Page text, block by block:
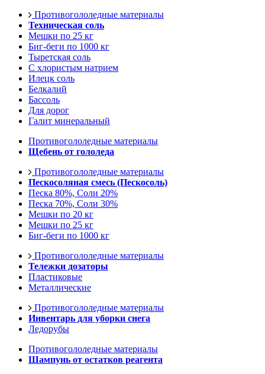
Противогололедные материалы
Техническая соль
Мешки по 25 кг
Биг-беги по 1000 кг
Тыретская соль
С хлористым натрием
Илецк соль
Белкалий
Бассоль
Для дорог
Галит минеральный
Противогололедные материалы
Щебень от гололеда
Противогололедные материалы
Пескосоляная смесь (Пескосоль)
Песка 80%, Соли 20%
Песка 70%, Соли 30%
Мешки по 20 кг
Мешки по 25 кг
Биг-беги по 1000 кг
Противогололедные материалы
Тележки дозаторы
Пластиковые
Металлические
Противогололедные материалы
Инвентарь для уборки снега
Ледорубы
Противогололедные материалы
Шампунь от остатков реагента